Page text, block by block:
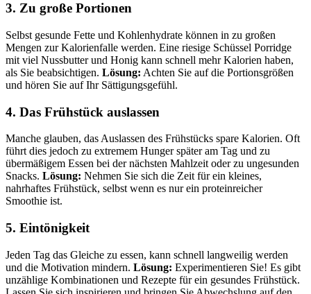
3. Zu große Portionen
Selbst gesunde Fette und Kohlenhydrate können in zu großen
Mengen zur Kalorienfalle werden. Eine riesige Schüssel Porridge
mit viel Nussbutter und Honig kann schnell mehr Kalorien haben,
als Sie beabsichtigen. Lösung: Achten Sie auf die Portionsgrößen
und hören Sie auf Ihr Sättigungsgefühl.
4. Das Frühstück auslassen
Manche glauben, das Auslassen des Frühstücks spare Kalorien. Oft
führt dies jedoch zu extremem Hunger später am Tag und zu
übermäßigem Essen bei der nächsten Mahlzeit oder zu ungesunden
Snacks. Lösung: Nehmen Sie sich die Zeit für ein kleines,
nahrhaftes Frühstück, selbst wenn es nur ein proteinreicher
Smoothie ist.
5. Eintönigkeit
Jeden Tag das Gleiche zu essen, kann schnell langweilig werden
und die Motivation mindern. Lösung: Experimentieren Sie! Es gibt
unzählige Kombinationen und Rezepte für ein gesundes Frühstück.